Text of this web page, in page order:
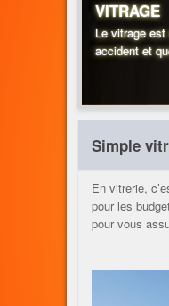
VITRAGE
Le vitrage est
accident et
Simple
En vitrerie,
pour les
pour vous